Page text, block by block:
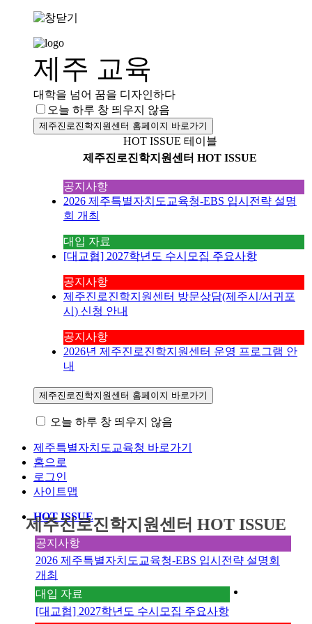
제주 교육
대학을 넘어 꿈을 디자인하다
오늘 하루 창 띄우지 않음
제주진로진학지원센터 홈페이지 바로가기
HOT ISSUE 테이블
제주진로진학지원센터 HOT ISSUE
공지사항
2026 제주특별자치도교육청-EBS 입시전략 설명
회 개최
대입 자료
[대교협] 2027학년도 수시모집 주요사항
공지사항
제주진로진학지원센터 방문상담(제주시/서귀포
시) 신청 안내
공지사항
2026년 제주진로진학지원센터 운영 프로그램 안
내
제주진로진학지원센터 홈페이지 바로가기
오늘 하루 창 띄우지 않음
제주특별자치도교육청 바로가기
홈으로
로그인
사이트맵
HOT ISSUE
제주진로진학지원센터 HOT ISSUE
공지사항
2026 제주특별자치도교육청-EBS 입시전략 설명회
개최
대입 자료
[대교협] 2027학년도 수시모집 주요사항